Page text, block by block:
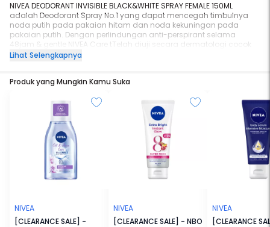
NIVEA DEODORANT INVISIBLE BLACK&WHITE SPRAY FEMALE 150ML
adalah Deodorant Spray No.1 yang dapat mencegah timbulnya
noda putih pada pakaian hitam dan noda kekuningan pada
pakaian putih. Dengan perlindungan anti-perspirant selama
48jam & gentle NIVEA Care tTelah diuji secara dermatologi cocok
untuk kulit
Noda (Anti-Staining Technology), Mencegah residu menempel di
tidak muncul. Secara dermatologis teruji aman untuk kulit
Lihat Selengkapnya
Produk yang Mungkin Kamu Suka
NIVEA
[CLEARANCE SALE] -
NIVEA
[CLEARANCE SALE] - NBO
NIVEA
[CLEARANCE